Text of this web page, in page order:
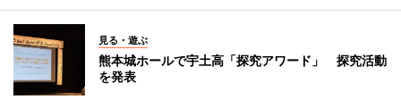
見る・遊ぶ
熊本城ホールで宇土高「探究アワード」 探究活動
を発表